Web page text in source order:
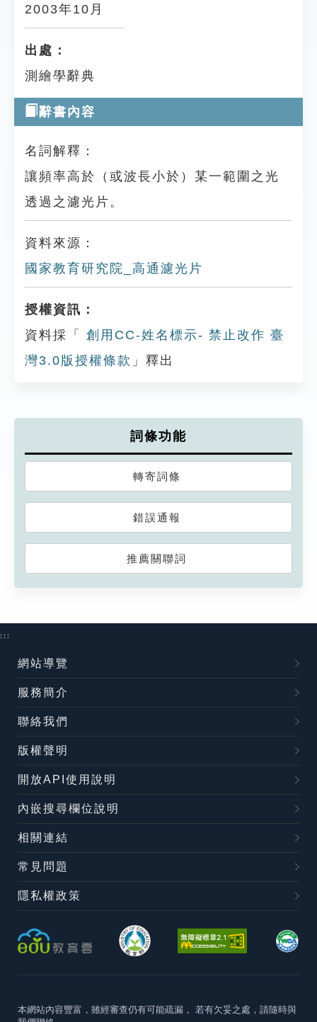
2003年10月
出處：
測繪學辭典
辭書內容
名詞解釋：
讓頻率高於（或波長小於）某一範圍之光
透過之濾光片。
資料來源：
國家教育研究院_高通濾光片
授權資訊：
資料採「
創用CC-姓名標示- 禁止改作 臺
灣3.0版授權條款 」釋出
詞條功能
轉寄詞條
錯誤通報
推薦關聯詞
:::
網站導覽
服務簡介
聯絡我們
版權聲明
開放API使用說明
內嵌搜尋欄位說明
相關連結
常見問題
隱私權政策
本網站內容豐富，雖經審查仍有可能疏漏， 若有欠妥之處，請隨時與